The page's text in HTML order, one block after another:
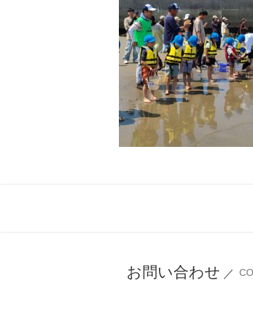
お問い合わせ ／